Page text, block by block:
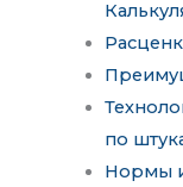
по
Нормы